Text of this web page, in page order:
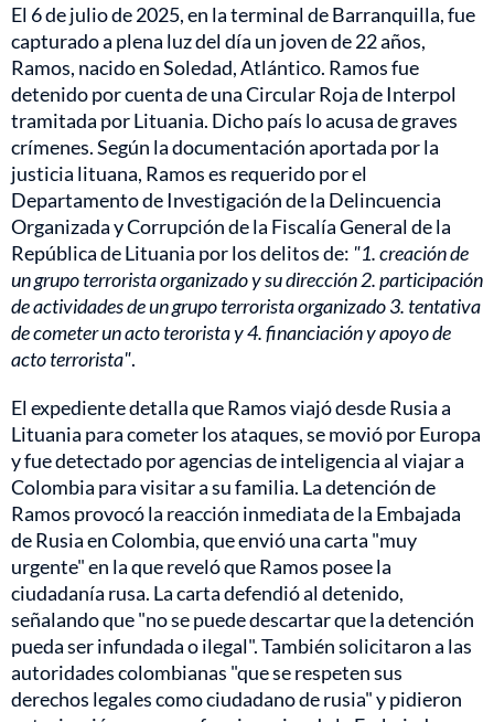
El 6 de julio de 2025, en la terminal de Barranquilla, fue
capturado a plena luz del día un joven de 22 años,
Ramos, nacido en Soledad, Atlántico. Ramos fue
detenido por cuenta de una Circular Roja de Interpol
tramitada por Lituania. Dicho país lo acusa de graves
crímenes. Según la documentación aportada por la
justicia lituana, Ramos es requerido por el
Departamento de Investigación de la Delincuencia
Organizada y Corrupción de la Fiscalía General de la
República de Lituania por los delitos de: "1. creación de
un grupo terrorista organizado y su dirección 2. participación
de actividades de un grupo terrorista organizado 3. tentativa
de cometer un acto terorista y 4. financiación y apoyo de
acto terrorista".
El expediente detalla que Ramos viajó desde Rusia a
Lituania para cometer los ataques, se movió por Europa
y fue detectado por agencias de inteligencia al viajar a
Colombia para visitar a su familia. La detención de
Ramos provocó la reacción inmediata de la Embajada
de Rusia en Colombia, que envió una carta "muy
urgente" en la que reveló que Ramos posee la
ciudadanía rusa. La carta defendió al detenido,
señalando que "no se puede descartar que la detención
pueda ser infundada o ilegal". También solicitaron a las
autoridades colombianas "que se respeten sus
derechos legales como ciudadano de rusia" y pidieron